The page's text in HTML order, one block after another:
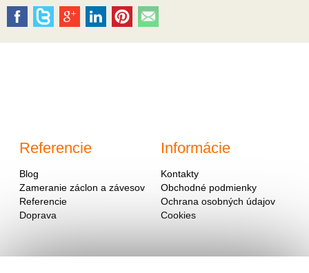
Referencie
Blog
Zameranie záclon a závesov
Referencie
Doprava
Informácie
Kontakty
Obchodné podmienky
Ochrana osobných údajov
Cookies